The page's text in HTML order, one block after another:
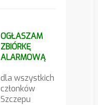
OGŁASZAM
ZBIÓRKĘ
ALARMOWĄ
dla wszystkich
członków
Szczepu